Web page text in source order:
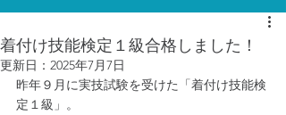
着付け技能検定１級合格しました！
更新日： 2025年7月7日
昨年９月に実技試験を受けた「着付け技能検
定１級」。